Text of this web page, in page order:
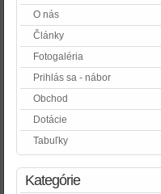
O nás
Články
Fotogaléria
Prihlás sa - nábor
Obchod
Dotácie
Tabuľky
Kategórie